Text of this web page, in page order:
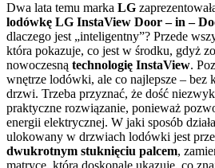
Dwa lata temu marka LG
lodówkę LG InstaView Door – in –
dlaczego jest „inteligentny”? Przede
która pokazuje, co jest w środku, gdyż
nowoczesną technologię InstaView.
wnętrze lodówki, ale co najlepsze – bez
drzwi. Trzeba przyznać, że dość
praktyczne rozwiązanie, ponieważ
energii elektrycznej. W jaki sposób
ulokowany w drzwiach lodówki jest
dwukrotnym stuknięciu palcem,